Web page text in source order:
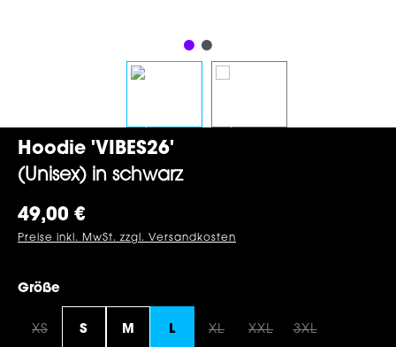
Hoodie 'VIBES26'
(Unisex) in schwarz
Regulärer Preis:
49,00 €
Preise inkl. MwSt. zzgl. Versandkosten
Größeauswählen
XS S M L XL XXL 3XL